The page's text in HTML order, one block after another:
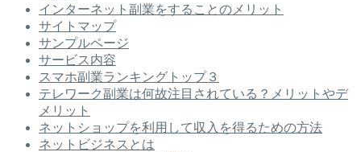
インターネット副業をすることのメリット
サイトマップ
サンプルページ
サービス内容
スマホ副業ランキングトップ３
テレワーク副業は何故注目されている？メリットやデ
メリット
ネットショップを利用して収入を得るための方法
ネットビジネスとは